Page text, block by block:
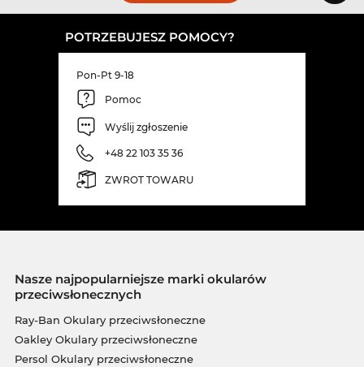
POTRZEBUJESZ POMOCY?
Pon-Pt 9-18
Pomoc
Wyślij zgłoszenie
+48 22 103 35 36
ZWROT TOWARU
Nasze najpopularniejsze marki okularów
przeciwsłonecznych
Ray-Ban Okulary przeciwsłoneczne
Oakley Okulary przeciwsłoneczne
Persol Okulary przeciwsłoneczne